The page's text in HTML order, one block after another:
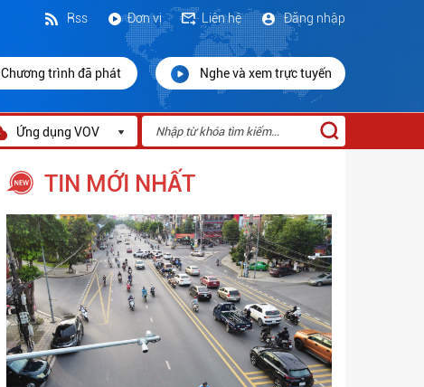
Đăng nhập
Liên hệ
Đơn vị
Rss
Chương trình đã phát Nghe và xem trực tuyến
Ứng dụng VOV
TIN MỚI NHẤT